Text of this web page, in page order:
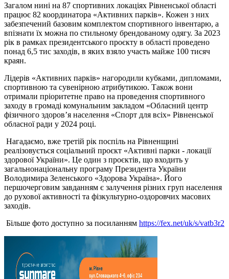
Загалом нині на 87 спортивних локаціях Рівненської області
працює 82 координатора «Активних парків». Кожен з них
забезпечений базовим комплектом спортивного інвентарю, а
впізнати їх можна по стильному брендованому одягу. За 2023
рік в рамках президентського проєкту в області проведено
понад 6,5 тис заходів, в яких взяло участь майже 100 тисяч
краян.
Лідерів «Активних парків» нагородили кубками, дипломами,
спортивною та сувенірною атрибутикою. Також вони
отримали пріоритетне право на проведення спортивного
заходу в громаді комунальним закладом «Обласний центр
фізичного здоров’я населення «Спорт для всіх» Рівненської
обласної ради у 2024 році.
Нагадаємо, вже третій рік поспіль на Рівненщині
реалізовується соціальний проєкт «Активні парки - локації
здорової України». Це один з проєктів, що входить у
загальнонаціональну програму Президента України
Володимира Зеленського «Здорова Україна». Його
першочерговим завданням є залучення різних груп населення
до рухової активності та фізкультурно-оздоровчих масових
заходів.
Більше фото доступно за посиланням https://fex.net/uk/s/vatb3r2